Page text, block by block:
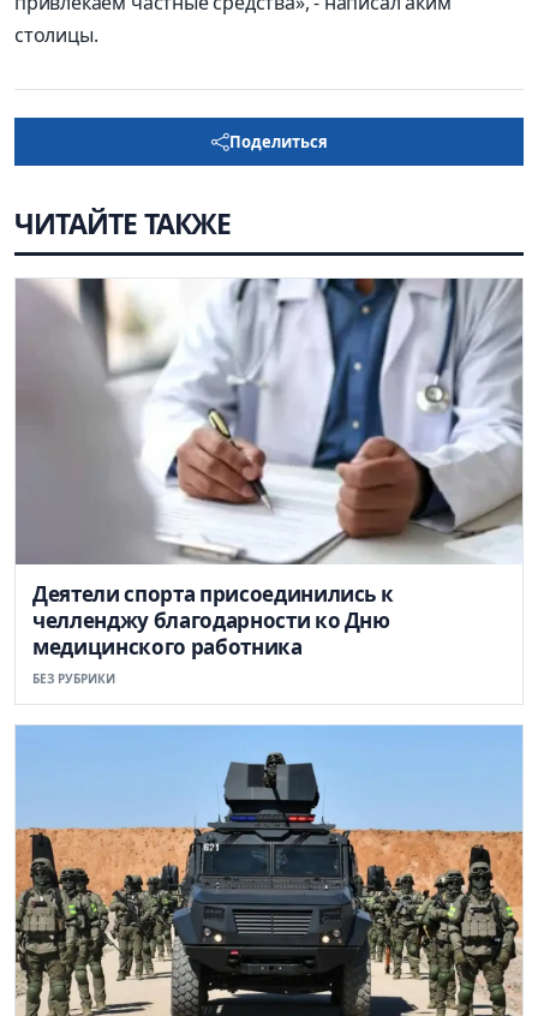
столицы.
Поделиться
ЧИТАЙТЕ ТАКЖЕ
Деятели спорта присоединились к
челленджу благодарности ко Дню
медицинского работника
БЕЗ РУБРИКИ